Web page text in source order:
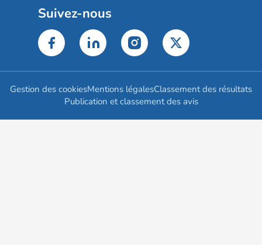
Suivez-nous
Gestion des cookiesMentions légalesClassement des résultats
Publication et classement des avis